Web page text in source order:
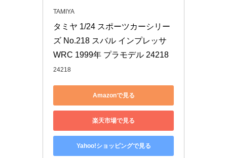
TAMIYA
タミヤ 1/24 スポーツカーシリー
ズ No.218 スバル インプレッサ
WRC 1999年 プラモデル 24218
24218
Amazonで見る
楽天市場で見る
Yahoo!ショッピングで見る